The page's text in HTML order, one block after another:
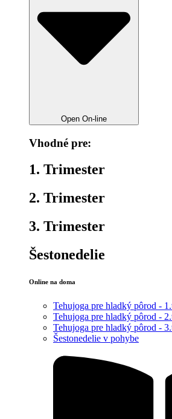
Open On-line
Vhodné pre:
1. Trimester
2. Trimester
3. Trimester
Šestonedelie
Online na doma
Tehujoga pre hladký pôrod -
Tehujoga pre hladký pôrod -
Tehujoga pre hladký pôrod -
Šestonedelie v pohybe